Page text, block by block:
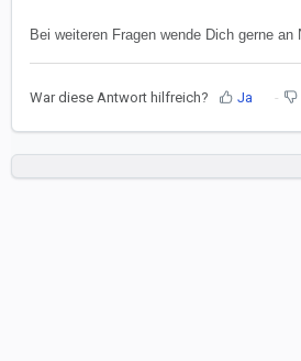
Bei weiteren Fragen wende Dich gerne an
War diese Antwort hilfreich? Ja